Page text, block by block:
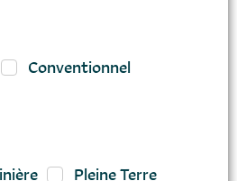
Conventionnel
Pleine Terre